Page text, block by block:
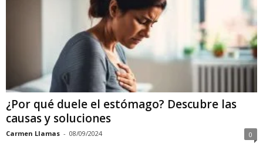
¿Por qué duele el estómago? Descubre las
causas y soluciones
Carmen Llamas - 08/09/2024 0